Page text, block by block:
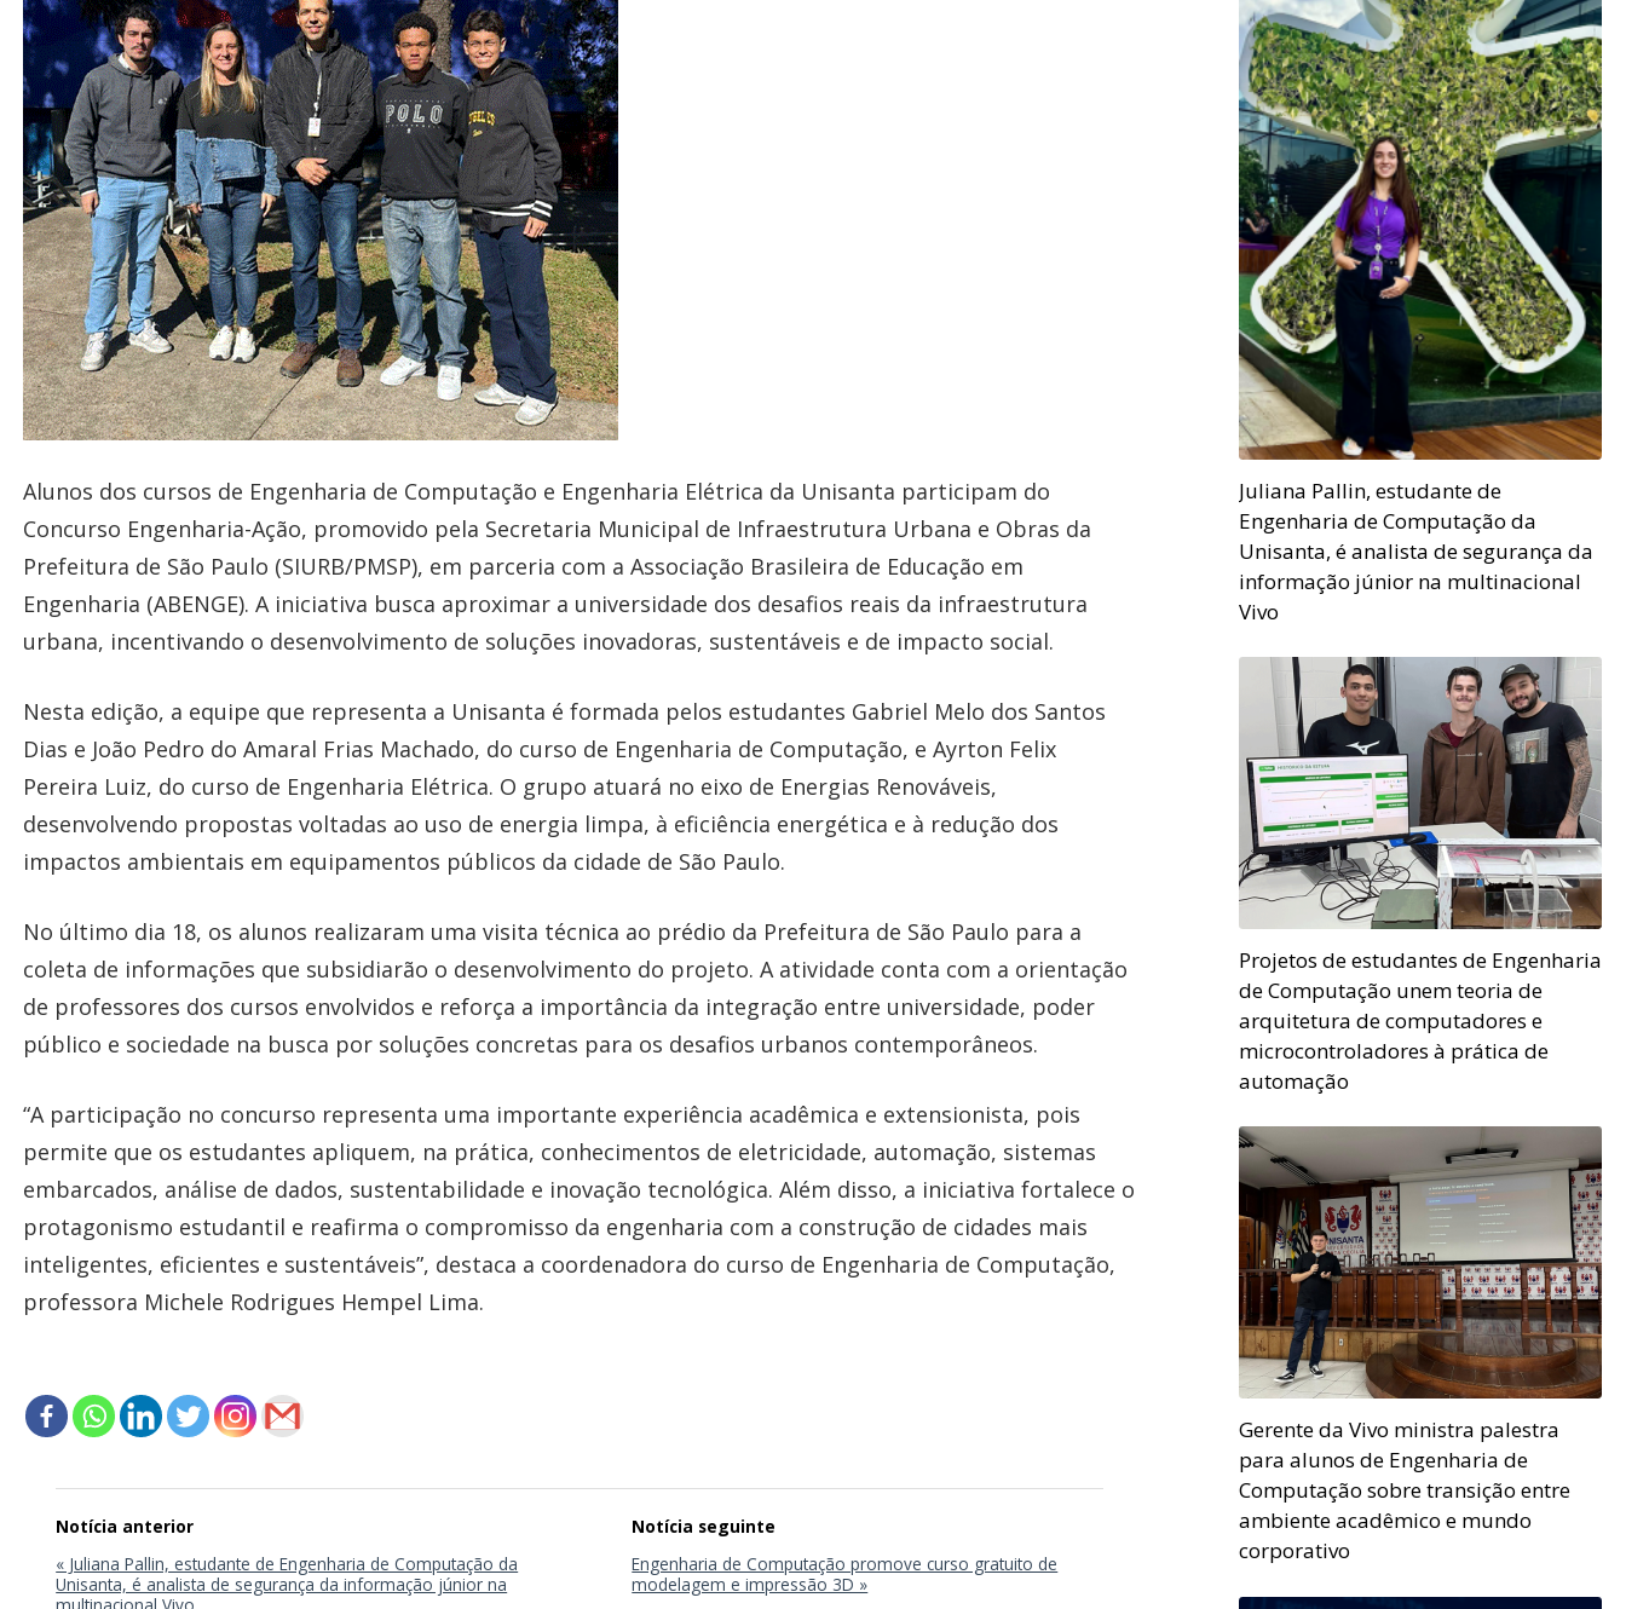
Alunos dos cursos de Engenharia de Computação e Engenharia Elétrica da Unisanta participam do
Concurso Engenharia-Ação, promovido pela Secretaria Municipal de Infraestrutura Urbana e Obras da
Prefeitura de São Paulo (SIURB/PMSP), em parceria com a Associação Brasileira de Educação em
Engenharia (ABENGE). A iniciativa busca aproximar a universidade dos desafios reais da infraestrutura
urbana, incentivando o desenvolvimento de soluções inovadoras, sustentáveis e de impacto social.
Nesta edição, a equipe que representa a Unisanta é formada pelos estudantes Gabriel Melo dos Santos
Dias e João Pedro do Amaral Frias Machado, do curso de Engenharia de Computação, e Ayrton Felix
Pereira Luiz, do curso de Engenharia Elétrica. O grupo atuará no eixo de Energias Renováveis,
desenvolvendo propostas voltadas ao uso de energia limpa, à eficiência energética e à redução dos
impactos ambientais em equipamentos públicos da cidade de São Paulo.
No último dia 18, os alunos realizaram uma visita técnica ao prédio da Prefeitura de São Paulo para a
coleta de informações que subsidiarão o desenvolvimento do projeto. A atividade conta com a orientação
de professores dos cursos envolvidos e reforça a importância da integração entre universidade, poder
público e sociedade na busca por soluções concretas para os desafios urbanos contemporâneos.
“A participação no concurso representa uma importante experiência acadêmica e extensionista, pois
permite que os estudantes apliquem, na prática, conhecimentos de eletricidade, automação, sistemas
embarcados, análise de dados, sustentabilidade e inovação tecnológica. Além disso, a iniciativa fortalece o
protagonismo estudantil e reafirma o compromisso da engenharia com a construção de cidades mais
inteligentes, eficientes e sustentáveis”, destaca a coordenadora do curso de Engenharia de Computação,
professora Michele Rodrigues Hempel Lima.
de
Post
« Juliana Pallin, estudante de Engenharia de Computação da
Unisanta, é analista de segurança da informação júnior na
multinacional Vivo
Engenharia de Computação promove curso gratuito de
modelagem e impressão 3D »
Juliana Pallin, estudante de
Engenharia de Computação da
Unisanta, é analista de segurança da
informação júnior na multinacional
Vivo
Projetos de estudantes de Engenharia
de Computação unem teoria de
arquitetura de computadores e
microcontroladores à prática de
automação
Gerente da Vivo ministra palestra
para alunos de Engenharia de
Computação sobre transição entre
ambiente acadêmico e mundo
corporativo